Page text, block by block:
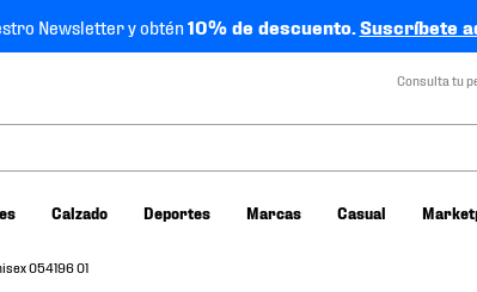
Newsletter y obtén10% de descuento.Suscríbete
Consulta tu
Calzado Deportes Marcas Casual
054196 01